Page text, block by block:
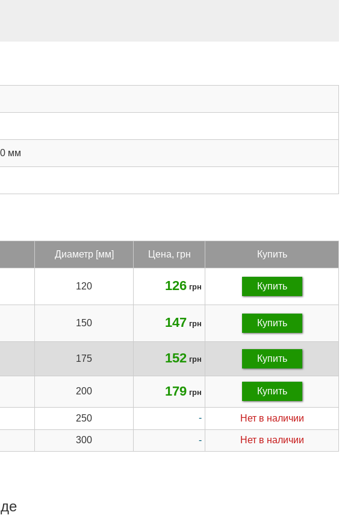
мм
Ди­аметр [мм] Цена, грн Купить
120 126 грн Купить
150 147 грн Купить
175 152 грн Купить
200 179 грн Купить
250 - Нет в наличии
300 - Нет в наличии